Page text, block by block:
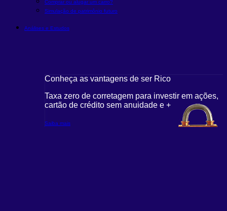
Comprar ou alugar um carro?
Simulação de patrimônio futuro
Análises e Estudos
Conheça as vantagens de ser Rico
Taxa zero de corretagem para investir em ações,
cartão de crédito sem anuidade e +
Saiba mais